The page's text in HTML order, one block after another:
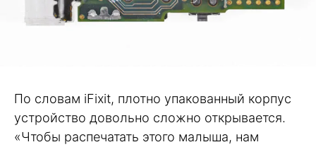
По словам iFixit, плотно упакованный корпус
устройство довольно сложно открывается.
«Чтобы распечатать этого малыша, нам